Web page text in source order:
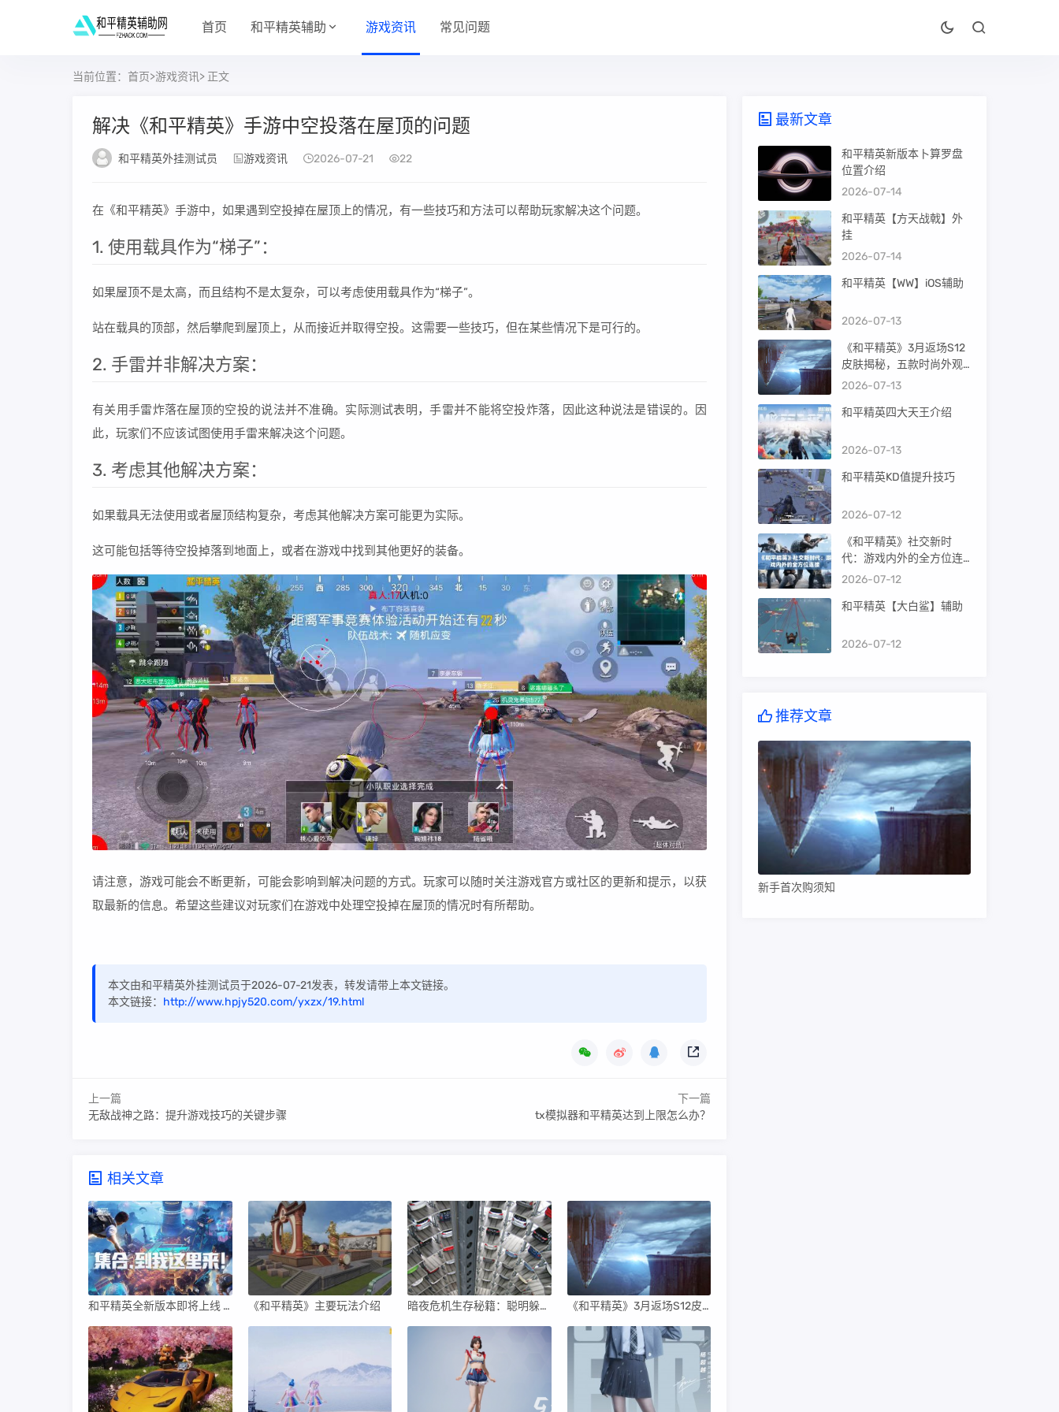
首页 和平精英辅助 游戏资讯 常见问题
当前位置： 首页>游戏资讯> 正文
解决《和平精英》手游中空投落在屋顶的问题
和平精英外挂测试员 游戏资讯 2026-07-21 22
在《和平精英》手游中，如果遇到空投掉在屋顶上的情况，有一些技巧和方法可以帮助玩家解决这个问题。
1. 使用载具作为“梯子”：
如果屋顶不是太高，而且结构不是太复杂，可以考虑使用载具作为“梯子”。
站在载具的顶部，然后攀爬到屋顶上，从而接近并取得空投。这需要一些技巧，但在某些情况下是可行的。
2. 手雷并非解决方案：
有关用手雷炸落在屋顶的空投的说法并不准确。实际测试表明，手雷并不能将空投炸落，因此这种说法是错误的。因
此，玩家们不应该试图使用手雷来解决这个问题。
3. 考虑其他解决方案：
如果载具无法使用或者屋顶结构复杂，考虑其他解决方案可能更为实际。
这可能包括等待空投掉落到地面上，或者在游戏中找到其他更好的装备。
请注意，游戏可能会不断更新，可能会影响到解决问题的方式。玩家可以随时关注游戏官方或社区的更新和提示，以获
取最新的信息。希望这些建议对玩家们在游戏中处理空投掉在屋顶的情况时有所帮助。
本文由和平精英外挂测试员于2026-07-21发表，转发请带上本文链接。
本文链接： http://www.hpjy520.com/yxzx/19.html
上一篇
无敌战神之路：提升游戏技巧的关键步骤
下一篇
tx模拟器和平精英达到上限怎么办？
相关文章
和平精英全新版本即将上线 超体团竞模式引发期待 《和平精英》主要玩法介绍 暗夜危机生存秘籍：聪明躲避丧尸的5个高及站术 《和平精英》3月返场S12皮肤揭秘，五款时尚外观等你来抢！
最新文章
和平精英新版本卜算罗盘
位置介绍
2026-07-14
和平精英【方天战戟】外
挂
2026-07-14
和平精英【WW】iOS辅助
2026-07-13
《和平精英》3月返场S12
皮肤揭秘，五款时尚外观
等你来抢！
2026-07-13
和平精英四大天王介绍
2026-07-13
和平精英KD值提升技巧
2026-07-12
《和平精英》社交新时
代：游戏内外的全方位连
接
2026-07-12
和平精英【大白鲨】辅助
2026-07-12
推荐文章
新手首次购须知